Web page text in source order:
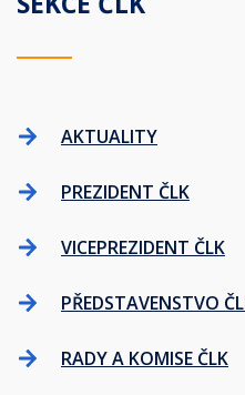
AKTUALITY
PREZIDENT ČLK
VICEPREZIDENT ČLK
PŘEDSTAVENSTVO
RADY A KOMISE ČLK